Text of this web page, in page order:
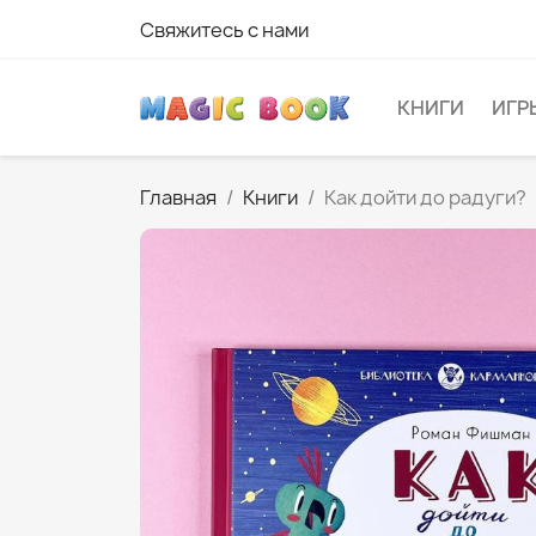
Свяжитесь с нами
КНИГИ
Главная Книги Как дойти до радуги?